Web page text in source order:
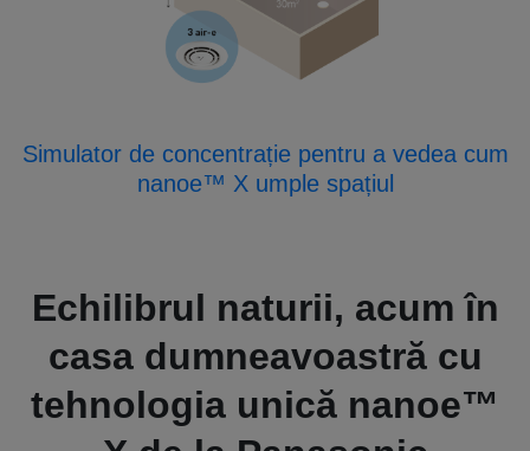
Simulator de concentrație pentru a vedea cum
nanoe™️ X umple spațiul
Echilibrul naturii, acum în
casa dumneavoastră cu
tehnologia unică nanoe™